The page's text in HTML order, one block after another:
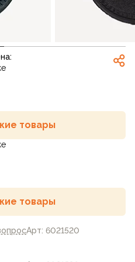
Арт: 6021520
товары
товары